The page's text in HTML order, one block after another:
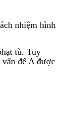
nhiệm hình
tù. Tuy
để A được